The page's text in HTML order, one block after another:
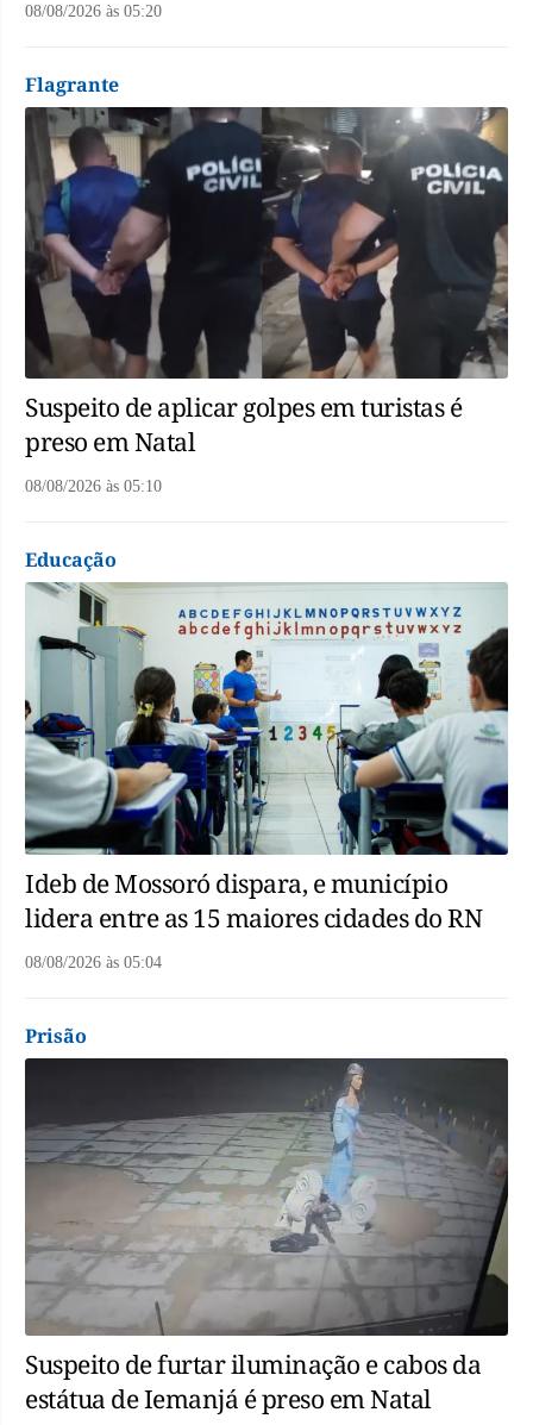
08/08/2026 às 05:20
Flagrante
Suspeito de aplicar golpes em turistas é
preso em Natal
08/08/2026 às 05:10
Educação
Ideb de Mossoró dispara, e município
lidera entre as 15 maiores cidades do RN
08/08/2026 às 05:04
Prisão
Suspeito de furtar iluminação e cabos da
estátua de Iemanjá é preso em Natal